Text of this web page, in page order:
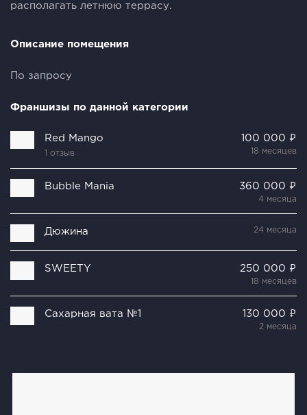
располагать летнюю террасу.
Описание помещения
По запросу
Франшизы по данной категории
Red Mango
1 отзыв
100 000 ₽
18 месяцев
Bubble Mania 360 000 ₽
4 месяца
Дюжина 24 месяца
SWEETY 250 000 ₽
18 месяцев
Сахарная вата №1 130 000 ₽
2 месяца